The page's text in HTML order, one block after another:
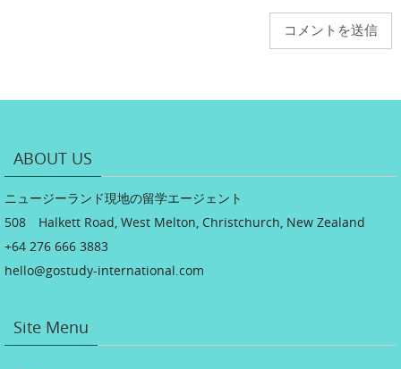
ABOUT US
ニュージーランド現地の留学エージェント
508 Halkett Road, West Melton, Christchurch, New Zealand
+64 276 666 3883
hello@gostudy-international.com
Site Menu